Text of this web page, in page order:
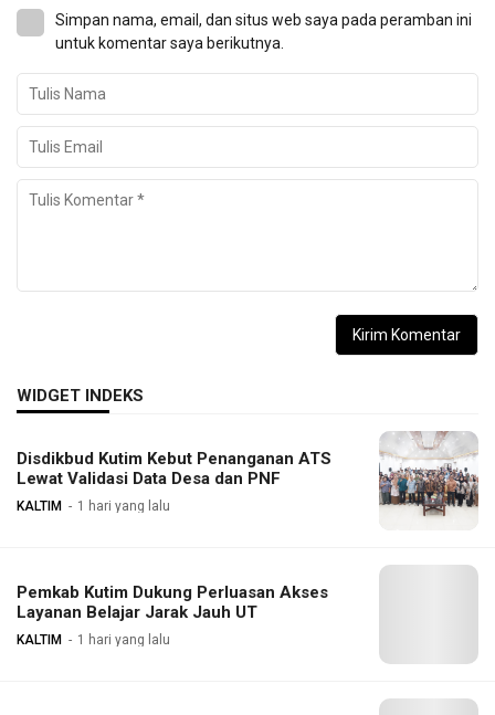
Simpan nama, email, dan situs web saya pada peramban ini
untuk komentar saya berikutnya.
WIDGET INDEKS
Disdikbud Kutim Kebut Penanganan ATS
Lewat Validasi Data Desa dan PNF
KALTIM 1 hari yang lalu
Pemkab Kutim Dukung Perluasan Akses
Layanan Belajar Jarak Jauh UT
KALTIM 1 hari yang lalu